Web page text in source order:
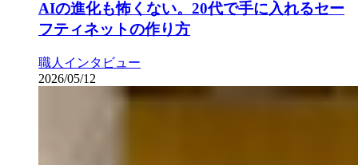
AIの進化も怖くない。20代で手に入れるセー
フティネットの作り方
職人インタビュー
2026/05/12